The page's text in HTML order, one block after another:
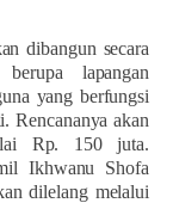
dibangun secara
lapangan
yang berfungsi
Rencananya akan
Rp. 150 juta.
Ikhwanu Shofa
dilelang melalui